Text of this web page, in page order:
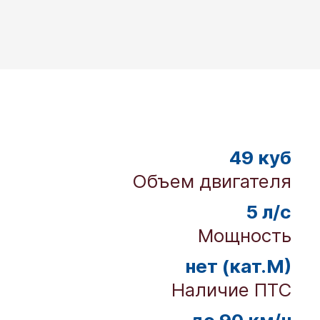
49 куб
Объем двигателя
5 л/с
Мощность
нет (кат.М)
Наличие ПТС